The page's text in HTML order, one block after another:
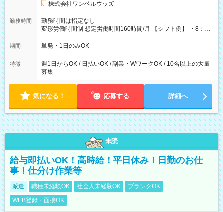
株式会社ワンベルウッズ
勤務時間
勤務時間は指定なし
変形労働時間制 想定労働時間160時間/月 【シフト例】 ・8：00
～21：00
期間 単発・1日のみOK
特徴
週1日からOK / 日払いOK / 副業・WワークOK / 10名以上の大量
募集
気になる！ 応募する 詳細へ
未読
給与即払いOK！高時給！平日休み！日勤のお仕
事！仕分け作業等
派遣 職種未経験OK 社会人未経験OK
ブランクOK
WEB登録・面接OK